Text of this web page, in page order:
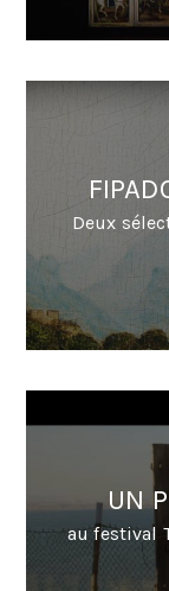
Deux
UN
au festival